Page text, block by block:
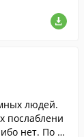
людей.
послаблени
нет. По м